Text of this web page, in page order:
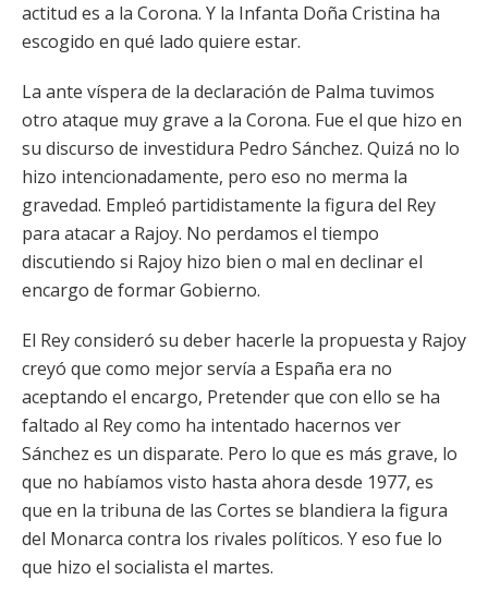
actitud es a la Corona. Y la Infanta Doña Cristina ha
escogido en qué lado quiere estar.
La ante víspera de la declaración de Palma tuvimos
otro ataque muy grave a la Corona. Fue el que hizo en
su discurso de investidura Pedro Sánchez. Quizá no lo
hizo intencionadamente, pero eso no merma la
gravedad. Empleó partidistamente la figura del Rey
para atacar a Rajoy. No perdamos el tiempo
discutiendo si Rajoy hizo bien o mal en declinar el
encargo de formar Gobierno.
El Rey consideró su deber hacerle la propuesta y Rajoy
creyó que como mejor servía a España era no
aceptando el encargo, Pretender que con ello se ha
faltado al Rey como ha intentado hacernos ver
Sánchez es un disparate. Pero lo que es más grave, lo
que no habíamos visto hasta ahora desde 1977, es
que en la tribuna de las Cortes se blandiera la figura
del Monarca contra los rivales políticos. Y eso fue lo
que hizo el socialista el martes.